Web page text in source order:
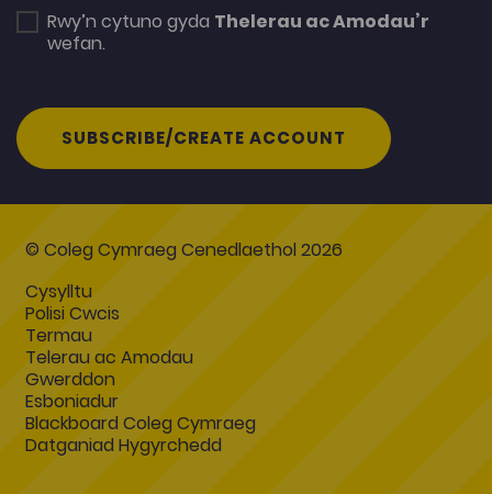
Rwy’n cytuno gyda Thelerau ac Amodau’r
wefan.
SUBSCRIBE/CREATE ACCOUNT
© Coleg Cymraeg Cenedlaethol 2026
Cysylltu
Polisi Cwcis
Termau
Telerau ac Amodau
Gwerddon
Esboniadur
Blackboard Coleg Cymraeg
Datganiad Hygyrchedd